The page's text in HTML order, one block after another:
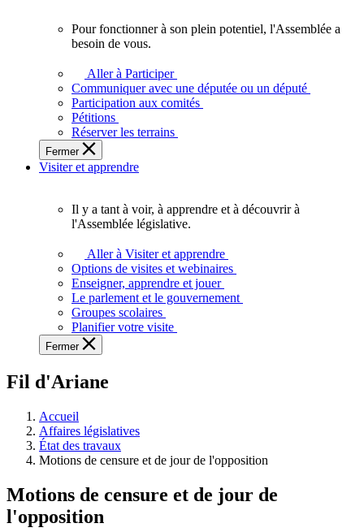
plein
potentiel,
l'Assemblée
a
besoin
de
Pour fonctionner à son plein potentiel, l'Assemblée a
besoin de vous.
Aller à Participer
Communiquer avec une députée ou un député
Participation aux comités
Pétitions
Réserver les terrains
Fermer
Visiter et apprendre
voir,
apprendre
et
à
à
législative.
Il y a tant à voir, à apprendre et à découvrir à
l'Assemblée législative.
Aller à Visiter et apprendre
Options de visites et webinaires
Enseigner, apprendre et jouer
Le parlement et le gouvernement
Groupes scolaires
Planifier votre visite
Fermer
Fil d'Ariane
Accueil
Affaires législatives
État des travaux
Motions de censure et de jour de l'opposition
Motions de censure et de jour de
l'opposition